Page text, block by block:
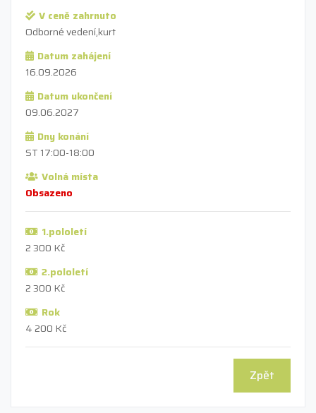
V ceně zahrnuto
Odborné vedení,kurt
Datum zahájení
16.09.2026
Datum ukončení
09.06.2027
Dny konání
ST 17:00-18:00
Volná místa
Obsazeno
1.pololetí
2 300 Kč
2.pololetí
2 300 Kč
Rok
4 200 Kč
Zpět